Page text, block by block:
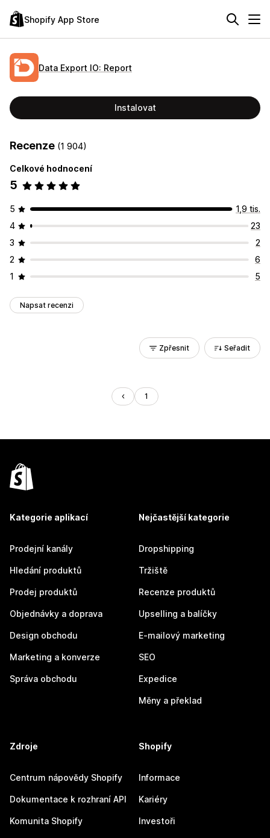
Shopify App Store
Data Export IO: Report
Instalovat
Recenze (1 904)
Celkové hodnocení
5
5
1,9 tis.
4
23
3
2
2
6
1
5
Napsat recenzi
Zpřesnit Seřadit
1
Kategorie aplikací
Prodejní kanály
Hledání produktů
Prodej produktů
Objednávky a doprava
Design obchodu
Marketing a konverze
Správa obchodu
Nejčastější kategorie
Dropshipping
Tržiště
Recenze produktů
Upselling a balíčky
E-mailový marketing
SEO
Expedice
Měny a překlad
Zdroje
Centrum nápovědy Shopify
Dokumentace k rozhraní API
Komunita Shopify
Shopify
Informace
Kariéry
Investoři